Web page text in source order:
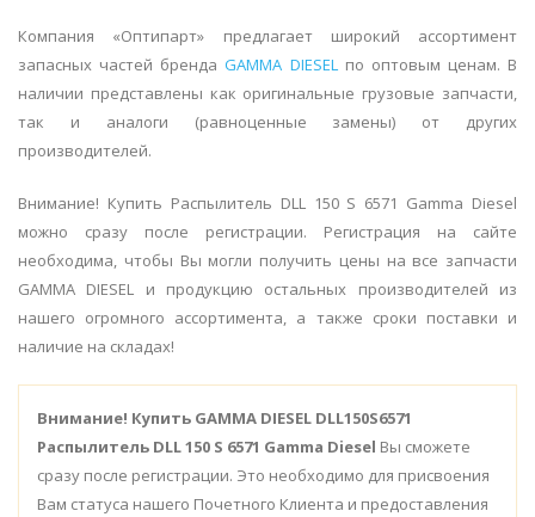
Компания «Оптипарт» предлагает широкий ассортимент
запасных частей брендаGAMMA DIESELпо оптовым ценам. В
наличии представлены как оригинальные грузовые запчасти,
так и аналоги (равноценные замены) от других
производителей.
Внимание! Купить Распылитель DLL 150 S 6571 Gamma Diesel
можно сразу после регистрации. Регистрация на сайте
необходима, чтобы Вы могли получить цены на все запчасти
GAMMA DIESEL и продукцию остальных производителей из
нашего огромного ассортимента, а также сроки поставки и
наличие на складах!
Внимание! Купить GAMMA DIESEL DLL150S6571
Распылитель DLL 150 S 6571 Gamma Diesel Вы сможете
сразу после регистрации. Это необходимо для присвоения
Вам статуса нашего Почетного Клиента и предоставления